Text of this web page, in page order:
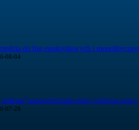
do fug epoksydowych i
08-04
uniknąć napowietrzania masy podczas pracy
07-28